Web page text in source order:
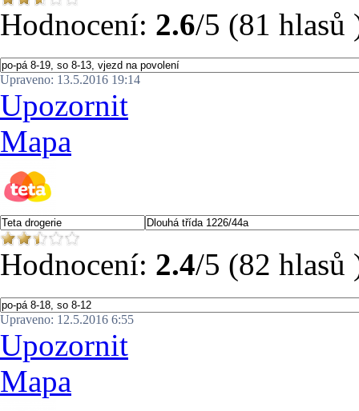
Hodnocení: 2.6/5 (81 hlasů
Upraveno: 13.5.2016 19:14
Upozornit
Mapa
Hodnocení: 2.4/5 (82 hlasů
Upraveno: 12.5.2016 6:55
Upozornit
Mapa